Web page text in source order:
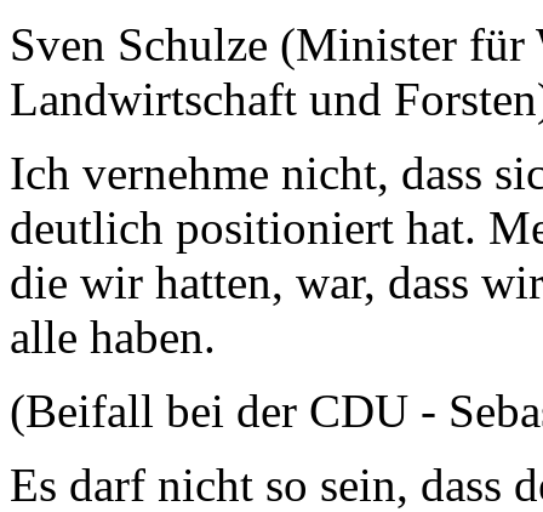
Sven Schulze (Minister für
Landwirtschaft und
Ich vernehme nicht, dass
deutlich positioniert hat.
die wir hatten, war, dass
alle haben.
(Beifall bei der CDU -
Es darf nicht so sein, dass